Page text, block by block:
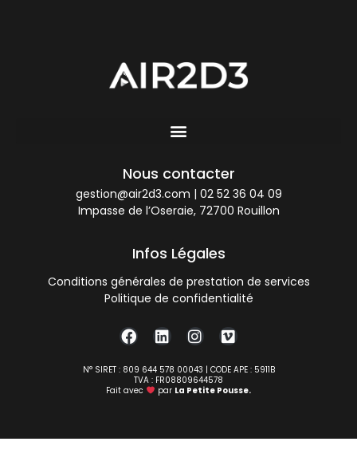
Nous contacter
gestion@air2d3.com | 02 52 36 04 09
Impasse de l’Oseraie, 72700 Rouillon
Infos Légales
Conditions générales de prestation de services
Politique de confidentialité
N° SIRET : 809 644 578 00043 | CODE APE : 5911B
TVA : FR08809644578
Fait avec
par La Petite Pousse.